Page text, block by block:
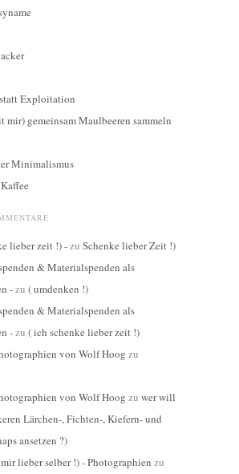
Exploitation
mir) gemeinsam Maulbeeren sammeln
Minimalismus
lieber zeit !) -zu Schenke lieber Zeit !)
& Materialspenden als
-zu ( umdenken !)
& Materialspenden als
-zu ( ich schenke lieber zeit !)
von Wolf Hoog zu
von Wolf Hoog zu wer will
Lärchen-, Fichten-, Kiefern- und
ansetzen ?)
lieber selber !) - Photographien zu